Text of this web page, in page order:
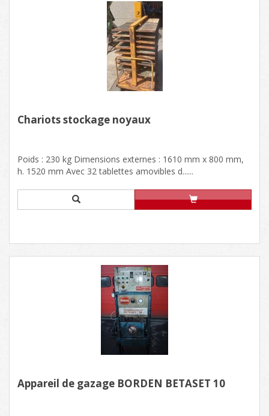
Chariots stockage noyaux
Poids : 230 kg Dimensions externes : 1610 mm x 800 mm,
h. 1520 mm Avec 32 tablettes amovibles d......
Appareil de gazage BORDEN BETASET 10